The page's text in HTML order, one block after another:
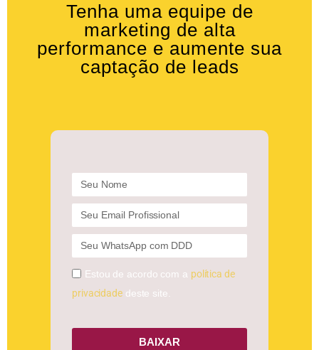
Tenha uma equipe de
marketing de alta
performance e aumente sua
captação de leads
Estou de acordo com a política de
privacidadedeste site.
BAIXAR